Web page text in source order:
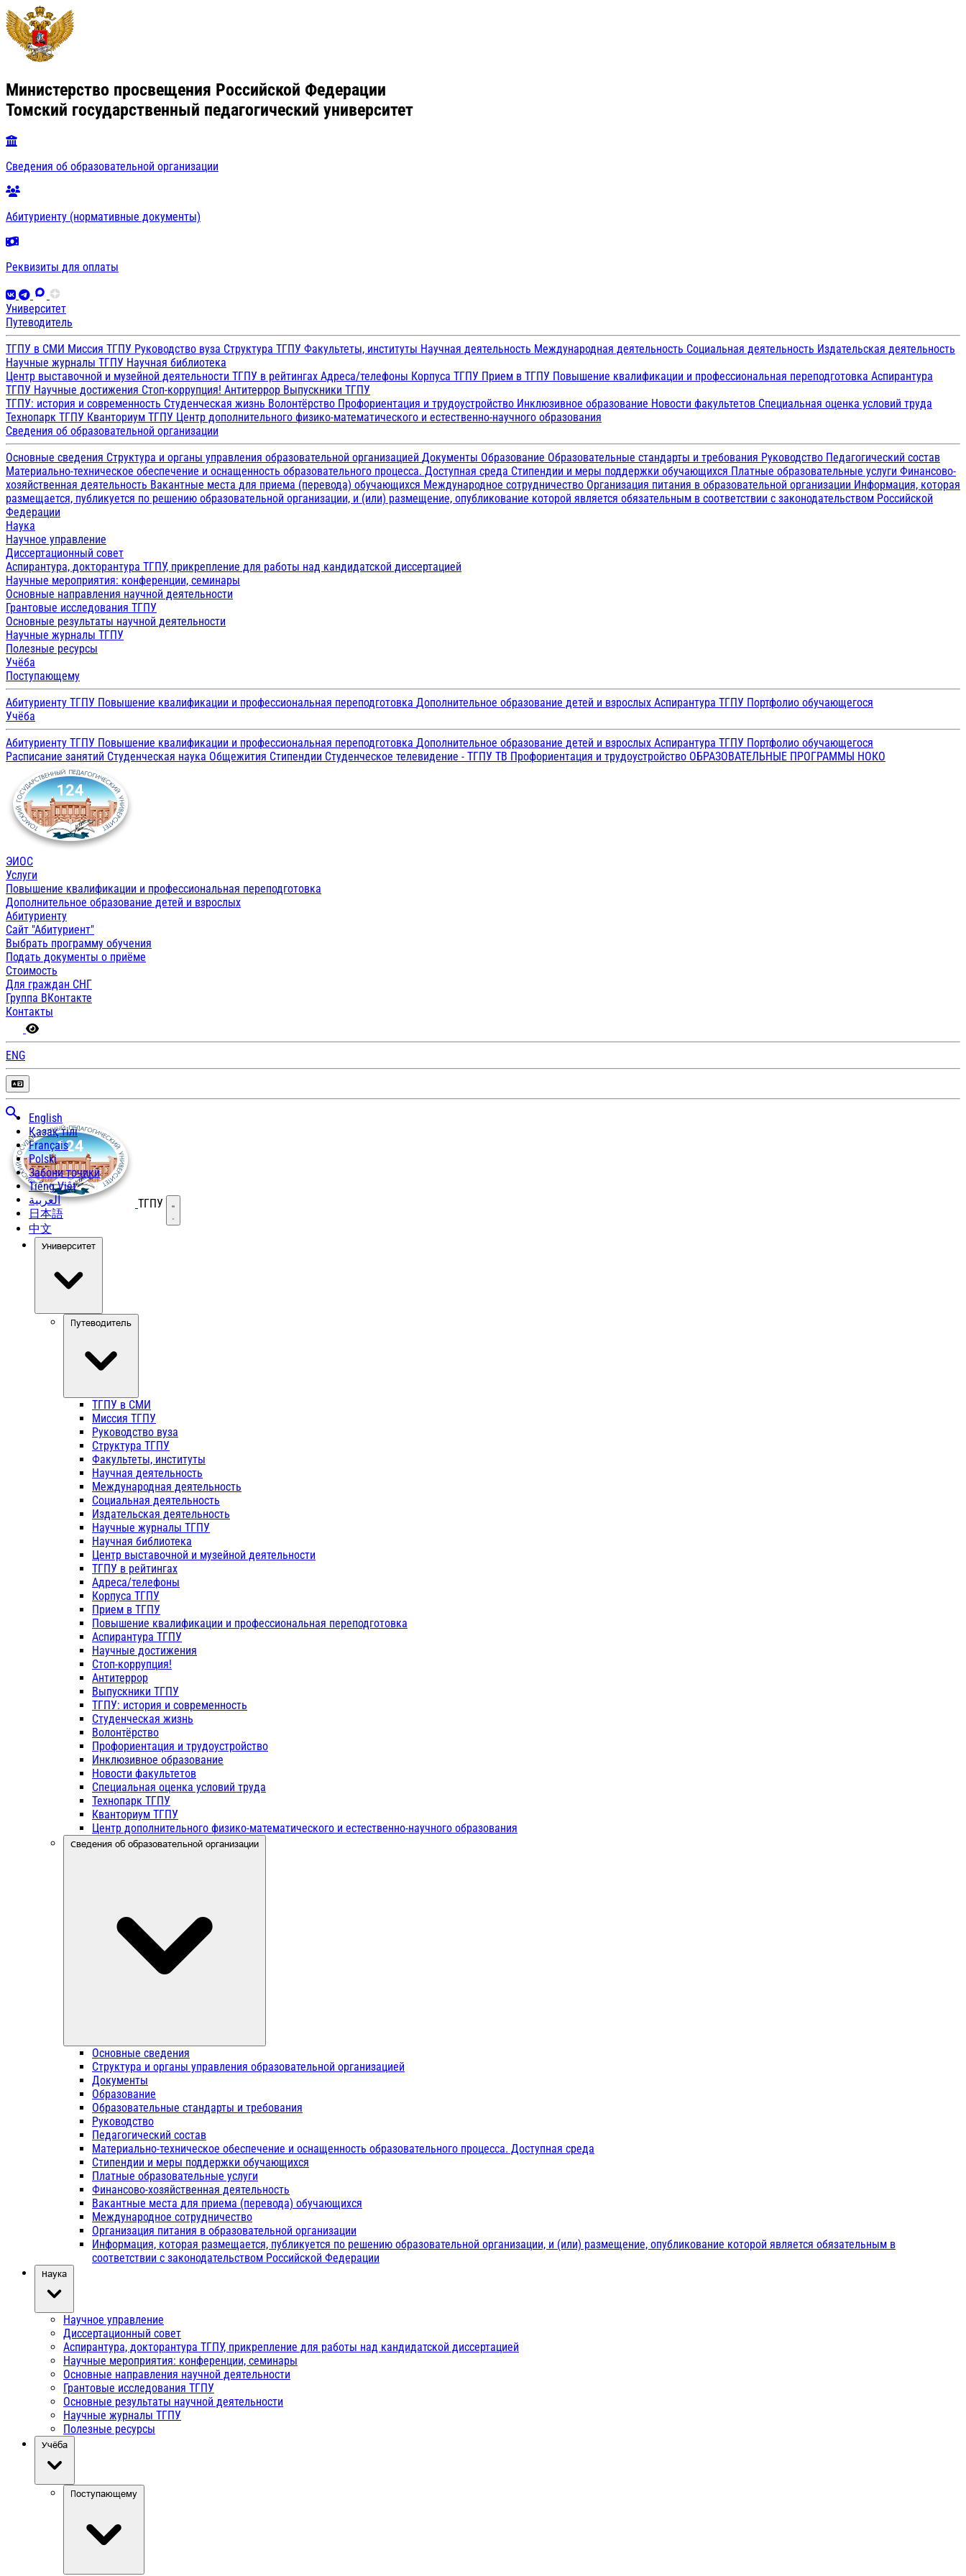
Министерство просвещения Российской Федерации
Томский государственный педагогический университет
Сведения об образовательной организации
Абитуриенту (нормативные документы)
Реквизиты для оплаты
Университет
Путеводитель
ТГПУ в СМИ Миссия ТГПУ Руководство вуза Структура ТГПУ Факультеты, институты Научная деятельность Международная деятельность Социальная деятельность Издательская деятельность
Научные журналы ТГПУ Научная библиотека
Центр выставочной и музейной деятельности ТГПУ в рейтингах Адреса/телефоны Корпуса ТГПУ Прием в ТГПУ Повышение квалификации и профессиональная переподготовка Аспирантура
ТГПУ Научные достижения Стоп-коррупция! Антитеррор Выпускники ТГПУ
ТГПУ: история и современность Студенческая жизнь Волонтёрство Профориентация и трудоустройство Инклюзивное образование Новости факультетов Специальная оценка условий труда
Технопарк ТГПУ Кванториум ТГПУ Центр дополнительного физико-математического и естественно-научного образования
Сведения об образовательной организации
Основные сведения Структура и органы управления образовательной организацией Документы Образование Образовательные стандарты и требования Руководство Педагогический состав
Материально-техническое обеспечение и оснащенность образовательного процесса. Доступная среда Стипендии и меры поддержки обучающихся Платные образовательные услуги Финансово-
хозяйственная деятельность Вакантные места для приема (перевода) обучающихся Международное сотрудничество Организация питания в образовательной организации Информация, которая
размещается, публикуется по решению образовательной организации, и (или) размещение, опубликование которой является обязательным в соответствии с законодательством Российской
Федерации
Наука
Научное управление
Диссертационный совет
Аспирантура, докторантура ТГПУ, прикрепление для работы над кандидатской диссертацией
Научные мероприятия: конференции, семинары
Основные направления научной деятельности
Грантовые исследования ТГПУ
Основные результаты научной деятельности
Научные журналы ТГПУ
Полезные ресурсы
Учёба
Поступающему
Абитуриенту ТГПУ Повышение квалификации и профессиональная переподготовка Дополнительное образование детей и взрослых Аспирантура ТГПУ Портфолио обучающегося
Учёба
Абитуриенту ТГПУ Повышение квалификации и профессиональная переподготовка Дополнительное образование детей и взрослых Аспирантура ТГПУ Портфолио обучающегося
Расписание занятий Студенческая наука Общежития Стипендии Студенческое телевидение - ТГПУ ТВ Профориентация и трудоустройство ОБРАЗОВАТЕЛЬНЫЕ ПРОГРАММЫ НОКО
ЭИОС
Услуги
Повышение квалификации и профессиональная переподготовка
Дополнительное образование детей и взрослых
Абитуриенту
Сайт "Абитуриент"
Выбрать программу обучения
Подать документы о приёме
Стоимость
Для граждан СНГ
Группа ВКонтакте
Контакты
ENG
English
Қазақ тілі
Français
Polski
Забони тоҷикӣ
Tiếng Việt
العربية
日本語
中文
ТГПУ Открыть меню
Университет
Путеводитель
ТГПУ в СМИ
Миссия ТГПУ
Руководство вуза
Структура ТГПУ
Факультеты, институты
Научная деятельность
Международная деятельность
Социальная деятельность
Издательская деятельность
Научные журналы ТГПУ
Научная библиотека
Центр выставочной и музейной деятельности
ТГПУ в рейтингах
Адреса/телефоны
Корпуса ТГПУ
Прием в ТГПУ
Повышение квалификации и профессиональная переподготовка
Аспирантура ТГПУ
Научные достижения
Стоп-коррупция!
Антитеррор
Выпускники ТГПУ
ТГПУ: история и современность
Студенческая жизнь
Волонтёрство
Профориентация и трудоустройство
Инклюзивное образование
Новости факультетов
Специальная оценка условий труда
Технопарк ТГПУ
Кванториум ТГПУ
Центр дополнительного физико-математического и естественно-научного образования
Сведения об образовательной организации
Основные сведения
Структура и органы управления образовательной организацией
Документы
Образование
Образовательные стандарты и требования
Руководство
Педагогический состав
Материально-техническое обеспечение и оснащенность образовательного процесса. Доступная среда
Стипендии и меры поддержки обучающихся
Платные образовательные услуги
Финансово-хозяйственная деятельность
Вакантные места для приема (перевода) обучающихся
Международное сотрудничество
Организация питания в образовательной организации
Информация, которая размещается, публикуется по решению образовательной организации, и (или) размещение, опубликование которой является обязательным в
соответствии с законодательством Российской Федерации
Наука
Научное управление
Диссертационный совет
Аспирантура, докторантура ТГПУ, прикрепление для работы над кандидатской диссертацией
Научные мероприятия: конференции, семинары
Основные направления научной деятельности
Грантовые исследования ТГПУ
Основные результаты научной деятельности
Научные журналы ТГПУ
Полезные ресурсы
Учёба
Поступающему